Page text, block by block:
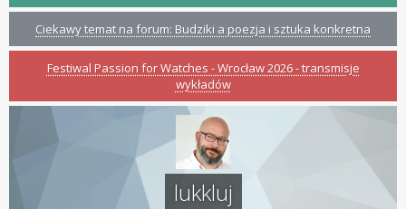
Ciekawy temat na forum: Budziki a poezja i sztuka konkretna
Festiwal Passion for Watches - Wrocław 2026 - transmisje
wykładów
lukkluj